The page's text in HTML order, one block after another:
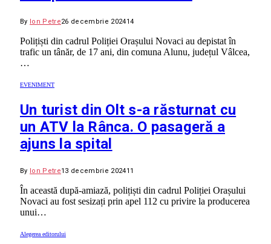
By Ion Petre26 decembrie 202414
Polițiști din cadrul Poliției Orașului Novaci au depistat în
trafic un tânăr, de 17 ani, din comuna Alunu, județul Vâlcea,
…
EVENIMENT
Un turist din Olt s-a răsturnat cu
un ATV la Rânca. O pasageră a
ajuns la spital
By Ion Petre13 decembrie 202411
În această după-amiază, polițiști din cadrul Poliției Orașului
Novaci au fost sesizați prin apel 112 cu privire la producerea
unui…
Alegerea editorului